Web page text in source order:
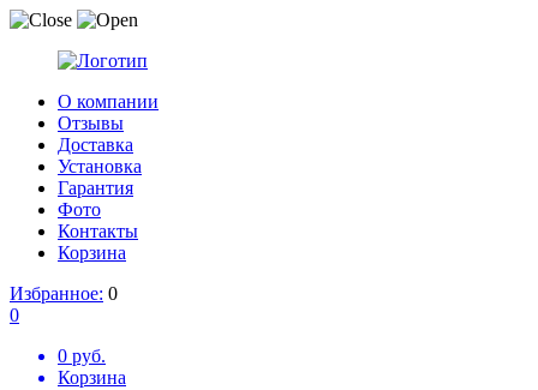
О компании
Отзывы
Доставка
Установка
Гарантия
Фото
Контакты
Корзина
Избранное: 0
0
0 руб.
Корзина